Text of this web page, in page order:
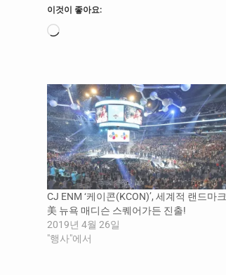
이것이 좋아요:
로
CJ ENM ‘케이콘(KCON)’, 세계적 랜드마크
美 뉴욕 매디슨 스퀘어가든 진출!
2019년 4월 26일
"행사"에서